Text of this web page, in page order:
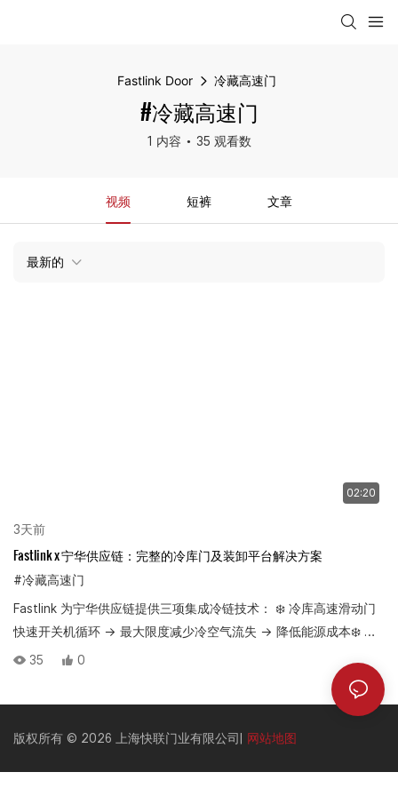
Fastlink Door 冷藏高速门
#冷藏高速门
1 内容 35 观看数
视频 短裤 文章
最新的
02:20
3天前
Fastlink x 宁华供应链：完整的冷库门及装卸平台解决方案
#冷藏高速门
Fastlink 为宁华供应链提供三项集成冷链技术： ❄️ 冷库高速滑动门
快速开关机循环 → 最大限度减少冷空气流失 → 降低能源成本❄️ 冷
库保温分段式门适用于-25°C环境的卓越隔热性能 → 保持温度稳定
性❄️ 冷链码头解决方案装卸平台 + 保温棚 + 门联锁装置 → 无缝冷
藏装卸从大门到装卸平台——一切都为连续运行而设计。 👇看看
35 0
版权所有 © 2026 上海快联门业有限公司| 网站地图